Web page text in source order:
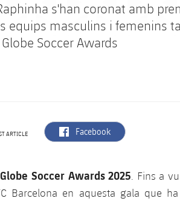
s'han coronat amb
equips masculins i femenins
Soccer Awards
ARTICLE label.aria.facebook
Facebook
Globe Soccer Awards 2025. Fins a
Barcelona en aquesta gala que